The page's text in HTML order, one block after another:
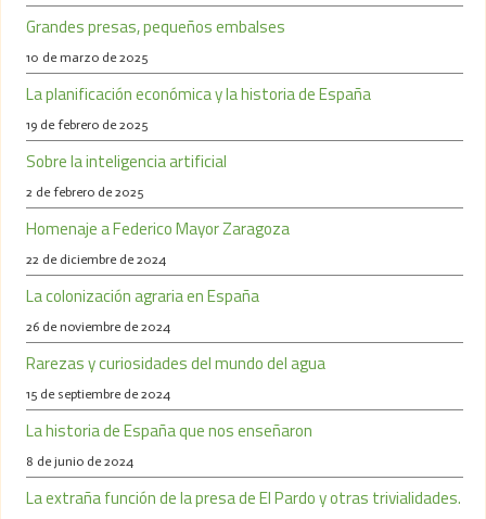
Grandes presas, pequeños embalses
10 de marzo de 2025
La planificación económica y la historia de España
19 de febrero de 2025
Sobre la inteligencia artificial
2 de febrero de 2025
Homenaje a Federico Mayor Zaragoza
22 de diciembre de 2024
La colonización agraria en España
26 de noviembre de 2024
Rarezas y curiosidades del mundo del agua
15 de septiembre de 2024
La historia de España que nos enseñaron
8 de junio de 2024
La extraña función de la presa de El Pardo y otras trivialidades.